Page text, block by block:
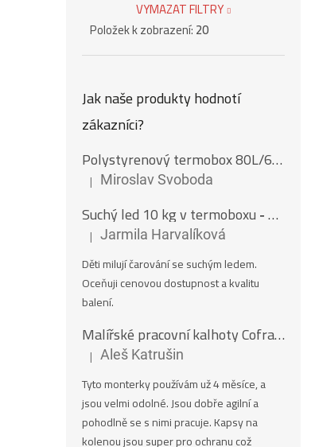
VYMAZAT FILTRY
Položek k zobrazení:20
Jak naše produkty hodnotí
zákazníci?
Polystyrenový termobox 80L/62Kg
Hodnocení produktu je 5 z 5 hvězdiček.
| Miroslav Svoboda
Suchý led 10 kg v termoboxu- Nugety 16 mm
Hodnocení produktu je 5 z 5 hvězdiček.
| Jarmila Harvalíková
Děti milují čarování se suchým ledem.
Oceňuji cenovou dostupnost a kvalitu
balení.
Malířské pracovní kalhoty Cofra SALISBOURG
Hodnocení produktu je 5 z 5 hvězdiček.
| Aleš Katrušin
Tyto monterky používám už 4 měsíce, a
jsou velmi odolné. Jsou dobře agilní a
pohodlně se s nimi pracuje. Kapsy na
kolenou jsou super pro ochranu což